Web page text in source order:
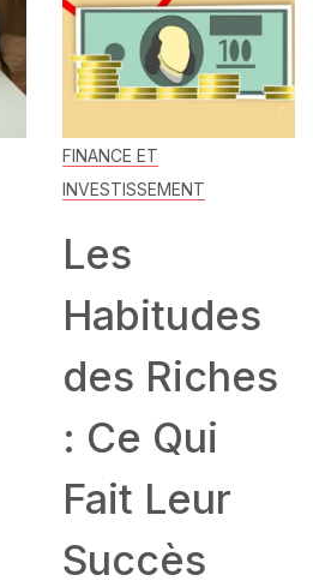
FINANCE ET
INVESTISSEMENT
Les
Habitudes
des Riches
: Ce Qui
Fait Leur
Succès